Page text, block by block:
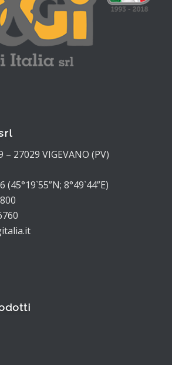
27029 VIGEVANO (PV)
(45°19`55”N; 8°49`44”E)